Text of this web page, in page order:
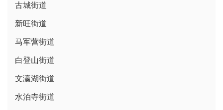
古城街道
新旺街道
马军营街道
白登山街道
文瀛湖街道
水泊寺街道